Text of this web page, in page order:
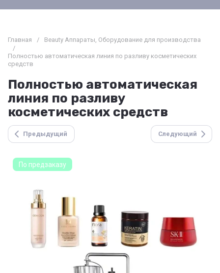
Главная /
Beauty Аппараты, Оборудование для производства
/
Полностью автоматическая линия по разливу косметических
средств
Полностью автоматическая
линия по разливу
косметических средств
Предыдущий Следующий
По предзаказу